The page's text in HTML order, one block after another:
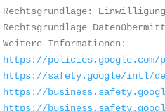
Rechtsgrundlage: Einwilligung
Rechtsgrundlage
Weitere Informationen:
https://policies.google.com/
https://safety.google/intl/
https://
https://